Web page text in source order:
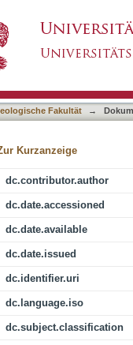
Fakultät →
Kurzanzeige
dc.contributor.author
dc.date.accessioned
dc.date.available
dc.date.issued
dc.identifier.uri
dc.language.iso
dc.subject.classification